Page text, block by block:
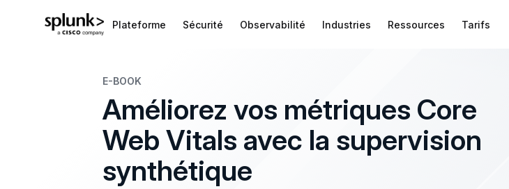
Plateforme Sécurité Observabilité Industries Ressources Tarifs
E-BOOK
Améliorez vos métriques Core
Web Vitals avec la supervision
synthétique